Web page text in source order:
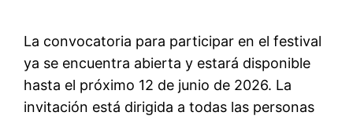
La convocatoria para participar en el festival
ya se encuentra abierta y estará disponible
hasta el próximo 12 de junio de 2026. La
invitación está dirigida a todas las personas